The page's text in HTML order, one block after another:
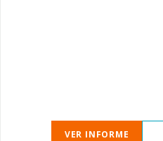
VER INFORME